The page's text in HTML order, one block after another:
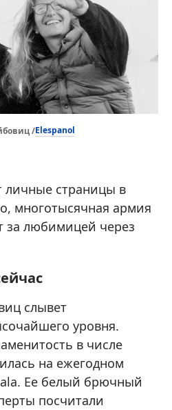
/Elespanol
личные страницы в
многотысячная армия
за любимицей через
слывет
уровня.
в числе
на ежегодном
Ее белый брючный
посчитали